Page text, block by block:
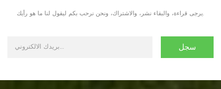
يرجى قراءة، والبقاء نشر، والاشتراك، ونحن نرحب بكم ليقول لنا ما هو رأيك.